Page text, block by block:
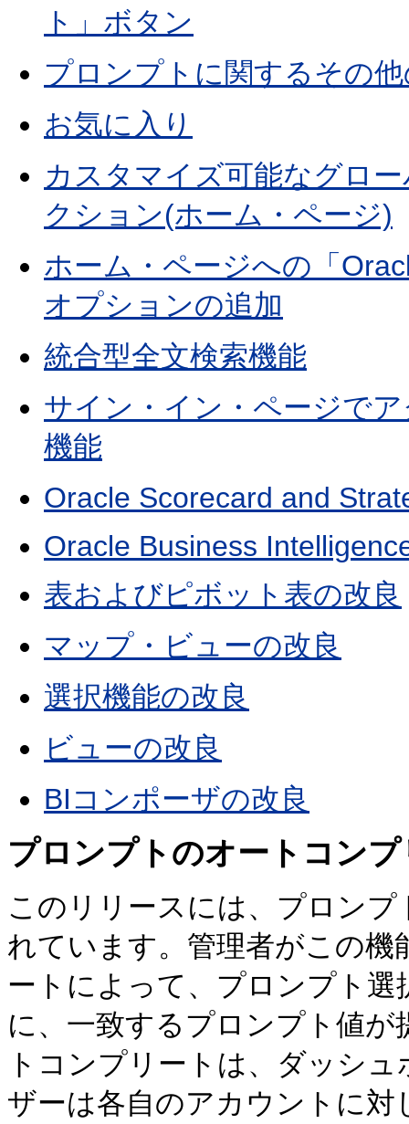
ト」ボタン
プロンプトに関するその
お気に入り
カスタマイズ可能なグロ
クション(ホーム・ページ)
ホーム・ページへの「
オプションの追加
統合型全文検索機能
サイン・イン・ページで
機能
Oracle Scorecard and
Oracle Business
表およびピボット表の改良
マップ・ビューの改良
選択機能の改良
ビューの改良
BIコンポーザの改良
プロンプトのオートコン
このリリースには、プロン
れています。管理者がこの
ートによって、プロンプト
に、一致するプロンプト値
トコンプリートは、ダッシ
ザーは各自のアカウントに